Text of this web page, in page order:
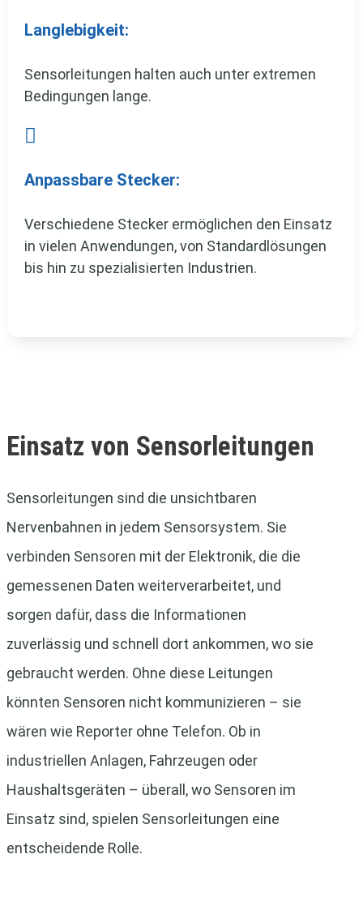
Langlebigkeit:
Sensorleitungen halten auch unter extremen
Bedingungen lange.

Anpassbare Stecker:
Verschiedene Stecker ermöglichen den Einsatz
in vielen Anwendungen, von Standardlösungen
bis hin zu spezialisierten Industrien.
Einsatz von Sensorleitungen
Sensorleitungen sind die unsichtbaren
Nervenbahnen in jedem Sensorsystem. Sie
verbinden Sensoren mit der Elektronik, die die
gemessenen Daten weiterverarbeitet, und
sorgen dafür, dass die Informationen
zuverlässig und schnell dort ankommen, wo sie
gebraucht werden. Ohne diese Leitungen
könnten Sensoren nicht kommunizieren – sie
wären wie Reporter ohne Telefon. Ob in
industriellen Anlagen, Fahrzeugen oder
Haushaltsgeräten – überall, wo Sensoren im
Einsatz sind, spielen Sensorleitungen eine
entscheidende Rolle.